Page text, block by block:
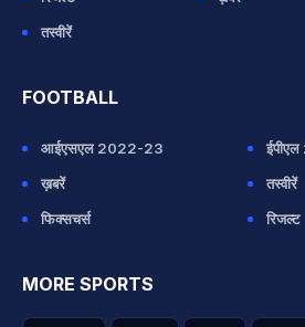
तस्वीरें
FOOTBALL
आईएसएल 2022-23
ख़बरें
तस्वीरें
फिक्सचर्स
रिजल्ट
MORE SPORTS